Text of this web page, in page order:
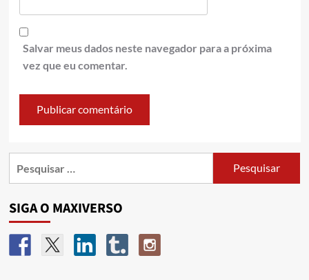
Salvar meus dados neste navegador para a próxima
vez que eu comentar.
SIGA O MAXIVERSO